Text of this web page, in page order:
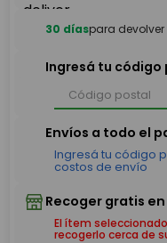
30 díaspara
Ingresá tu código
El ítem
recogerlo cerca de